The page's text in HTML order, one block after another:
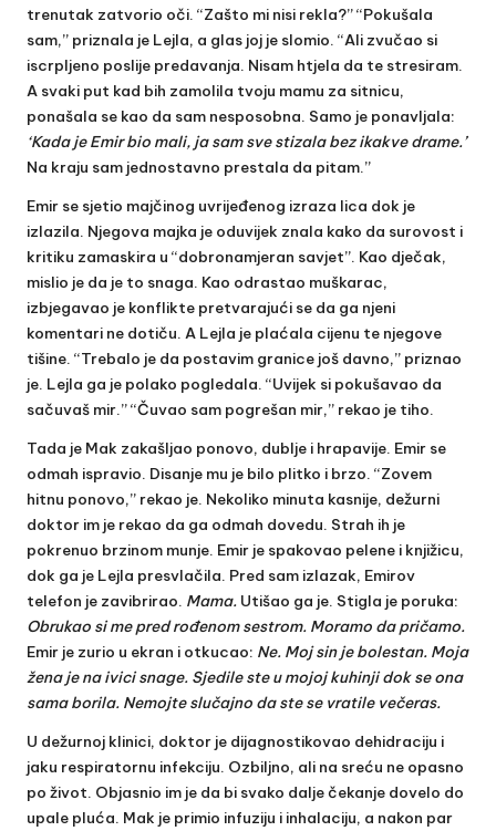
trenutak zatvorio oči. “Zašto mi nisi rekla?” “Pokušala
sam,” priznala je Lejla, a glas joj je slomio. “Ali zvučao si
iscrpljeno poslije predavanja. Nisam htjela da te stresiram.
A svaki put kad bih zamolila tvoju mamu za sitnicu,
ponašala se kao da sam nesposobna. Samo je ponavljala:
‘Kada je Emir bio mali, ja sam sve stizala bez ikakve drame.’
Na kraju sam jednostavno prestala da pitam.”
Emir se sjetio majčinog uvrijeđenog izraza lica dok je
izlazila. Njegova majka je oduvijek znala kako da surovost i
kritiku zamaskira u “dobronamjeran savjet”. Kao dječak,
mislio je da je to snaga. Kao odrastao muškarac,
izbjegavao je konflikte pretvarajući se da ga njeni
komentari ne dotiču. A Lejla je plaćala cijenu te njegove
tišine. “Trebalo je da postavim granice još davno,” priznao
je. Lejla ga je polako pogledala. “Uvijek si pokušavao da
sačuvaš mir.” “Čuvao sam pogrešan mir,” rekao je tiho.
Tada je Mak zakašljao ponovo, dublje i hrapavije. Emir se
odmah ispravio. Disanje mu je bilo plitko i brzo. “Zovem
hitnu ponovo,” rekao je. Nekoliko minuta kasnije, dežurni
doktor im je rekao da ga odmah dovedu. Strah ih je
pokrenuo brzinom munje. Emir je spakovao pelene i knjižicu,
dok ga je Lejla presvlačila. Pred sam izlazak, Emirov
telefon je zavibrirao. Mama. Utišao ga je. Stigla je poruka:
Obrukao si me pred rođenom sestrom. Moramo da pričamo.
Emir je zurio u ekran i otkucao: Ne. Moj sin je bolestan. Moja
žena je na ivici snage. Sjedile ste u mojoj kuhinji dok se ona
sama borila. Nemojte slučajno da ste se vratile večeras.
U dežurnoj klinici, doktor je dijagnostikovao dehidraciju i
jaku respiratornu infekciju. Ozbiljno, ali na sreću ne opasno
po život. Objasnio im je da bi svako dalje čekanje dovelo do
upale pluća. Mak je primio infuziju i inhalaciju, a nakon par